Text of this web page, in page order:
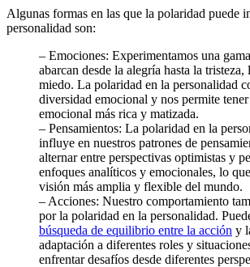
Algunas formas en las que la polaridad puede
personalidad son:
– Emociones: Experimentamos una
abarcan desde la alegría hasta la tristeza,
miedo. La polaridad en la personalidad
diversidad emocional y nos permite
emocional más rica y matizada.
– Pensamientos: La polaridad en la
influye en nuestros patrones de
alternar entre perspectivas optimistas y
enfoques analíticos y emocionales, lo
visión más amplia y flexible del mundo.
– Acciones: Nuestro comportamiento
por la polaridad en la personalidad.
búsqueda de equilibrio entre la acción y
adaptación a diferentes roles y
enfrentar desafíos desde diferentes